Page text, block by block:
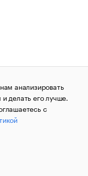
авторских прав
Сообщения
«РБК»
по надзору в сфере
за номером ИА
«РБК». Отдельные
анализировать
делать его лучше.
с